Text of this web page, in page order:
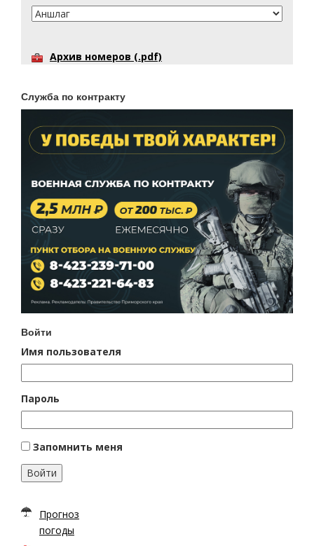
Архив номеров (.pdf)
Служба по контракту
Войти
Имя пользователя
Пароль
Запомнить меня
Войти
Прогноз
погоды